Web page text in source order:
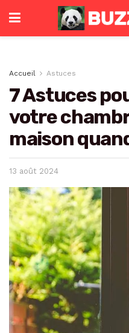
Accueil Astuces
7 Astuces
votre
maison
13 août 2024